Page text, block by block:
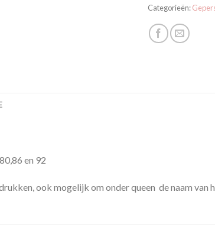
Categorieën:
en 92
ook mogelijk om onder queen de naam van